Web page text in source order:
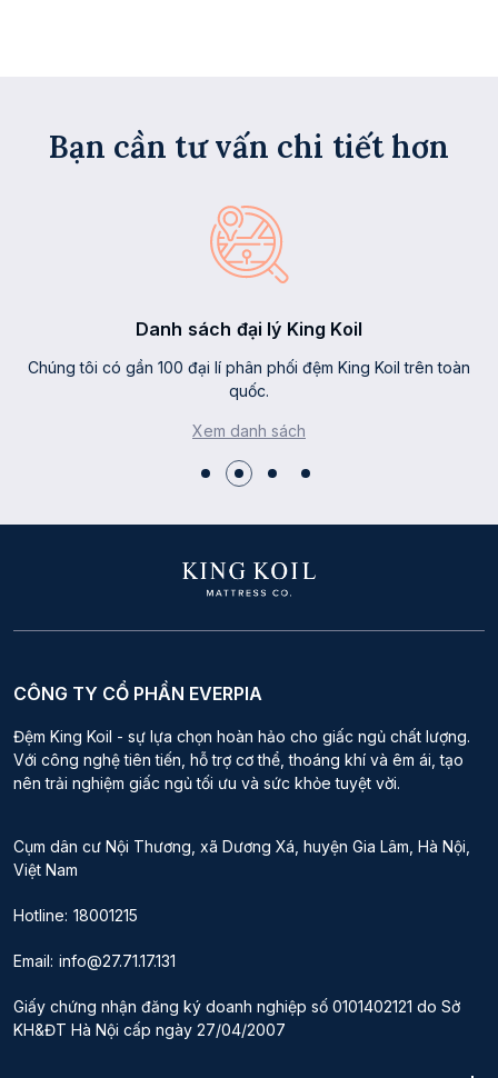
Bạn cần tư vấn chi tiết hơn
Danh sách đại lý King Koil
Chúng tôi có gần 100 đại lí phân phối đệm King Koil trên toàn
quốc.
Xem danh sách
CÔNG TY CỔ PHẦN EVERPIA
Đệm King Koil - sự lựa chọn hoàn hảo cho giấc ngủ chất lượng.
Với công nghệ tiên tiến, hỗ trợ cơ thể, thoáng khí và êm ái, tạo
nên trải nghiệm giấc ngủ tối ưu và sức khỏe tuyệt vời.
Cụm dân cư Nội Thương, xã Dương Xá, huyện Gia Lâm, Hà Nội,
Việt Nam
Hotline: 18001215
Email: info@27.71.17.131
Giấy chứng nhận đăng ký doanh nghiệp số 0101402121 do Sở
KH&ĐT Hà Nội cấp ngày 27/04/2007